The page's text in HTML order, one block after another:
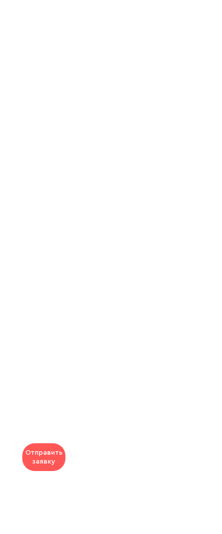
Отправить
заявку